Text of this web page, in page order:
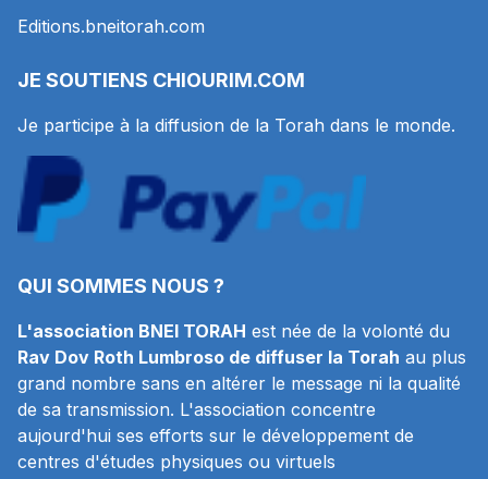
Editions.bneitorah.com
JE SOUTIENS CHIOURIM.COM
Je participe à la diffusion de la Torah dans le monde.
QUI SOMMES NOUS ?
L'association BNEI TORAH est née de la volonté du
Rav Dov Roth Lumbroso de diffuser la Torah au plus
grand nombre sans en altérer le message ni la qualité
de sa transmission. L'association concentre
aujourd'hui ses efforts sur le développement de
centres d'études physiques ou virtuels